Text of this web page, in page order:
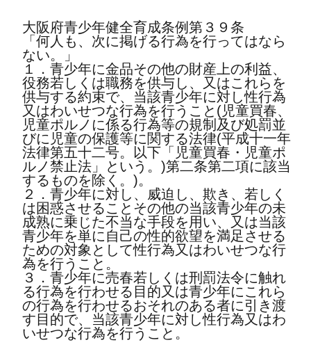
大阪府青少年健全育成条例第３９条
「何人も、次に掲げる行為を行ってはなら
ない。」
１．青少年に金品その他の財産上の利益、
役務若しくは職務を供与し、又はこれらを
供与する約束で、当該青少年に対し性行為
又はわいせつな行為を行うこと(児童買春、
児童ポルノに係る行為等の規制及び処罰並
びに児童の保護等に関する法律(平成十一年
法律第五十二号。以下「児童買春・児童ポ
ルノ禁止法」という。)第二条第二項に該当
するものを除く。)。
２．青少年に対し、威迫し、欺き、若しく
は困惑させることその他の当該青少年の未
成熟に乗じた不当な手段を用い、又は当該
青少年を単に自己の性的欲望を満足させる
ための対象として性行為又はわいせつな行
為を行うこと。
３．青少年に売春若しくは刑罰法令に触れ
る行為を行わせる目的又は青少年にこれら
の行為を行わせるおそれのある者に引き渡
す目的で、当該青少年に対し性行為又はわ
いせつな行為を行うこと。